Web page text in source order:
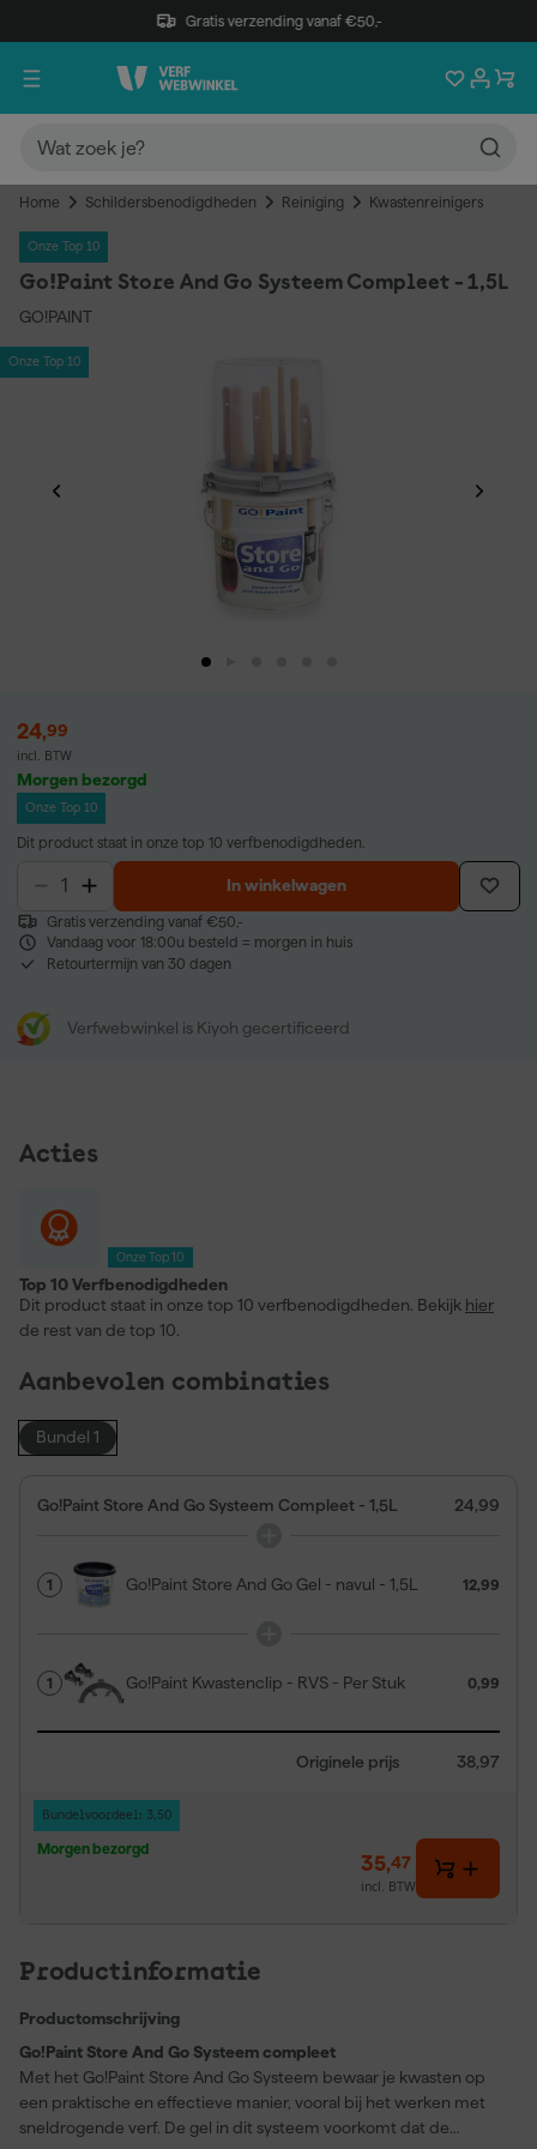
Gratis verzending vanaf €50,-
Home Schildersbenodigdheden Reiniging Kwastenreinigers
Onze Top 10
Go!Paint Store And Go Systeem Compleet - 1,5L
GO!PAINT
Onze Top 10
24,99
incl. BTW
Morgen bezorgd
Onze Top 10
Dit product staat in onze top 10 verfbenodigdheden.
In winkelwagen
Gratis verzending vanaf €50,-
Vandaag voor 18:00u besteld = morgen in huis
Retourtermijn van 30 dagen
Verfwebwinkel is Kiyoh gecertificeerd
Acties
Onze Top 10
Top 10 Verfbenodigdheden
Dit product staat in onze top 10 verfbenodigdheden. Bekijk hier
de rest van de top 10.
Aanbevolen combinaties
Bundel 1
Go!Paint Store And Go Systeem Compleet - 1,5L 24,99
1 Go!Paint Store And Go Gel - navul - 1,5L 12,99
1 Go!Paint Kwastenclip - RVS - Per Stuk 0,99
Originele prijs 38,97
Bundelvoordeel: 3,50
Morgen bezorgd
35,47
incl. BTW
Productinformatie
Productomschrijving
Go!Paint Store And Go Systeem compleet
Met het Go!Paint Store And Go Systeem bewaar je kwasten op
een praktische en effectieve manier, vooral bij het werken met
sneldrogende verf. De gel in dit systeem voorkomt dat de